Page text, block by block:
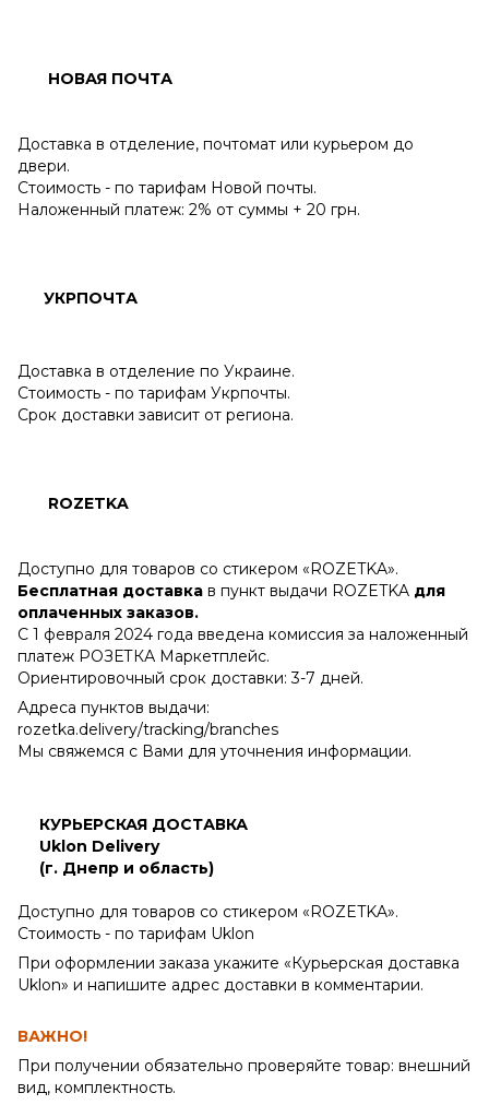
НОВАЯ ПОЧТА
Доставка в отделение, почтомат или курьером до
двери.
Стоимость - по тарифам Новой почты.
Наложенный платеж: 2% от суммы + 20 грн.
УКРПОЧТА
Доставка в отделение по Украине.
Стоимость - по тарифам Укрпочты.
Срок доставки зависит от региона.
ROZETKA
Доступно для товаров со стикером «ROZETKA».
Бесплатная доставка в пункт выдачи ROZETKA для
оплаченных заказов.
С 1 февраля 2024 года введена комиссия за наложенный
платеж РОЗЕТКА Маркетплейс.
Ориентировочный срок доставки: 3-7 дней.
Адреса пунктов выдачи:
rozetka.delivery/tracking/branches
Мы свяжемся с Вами для уточнения информации.
КУРЬЕРСКАЯ ДОСТАВКА
Uklon Delivery
(г. Днепр и область)
Доступно для товаров со стикером «ROZETKA».
Стоимость - по тарифам Uklon
При оформлении заказа укажите «Курьерская доставка
Uklon» и напишите адрес доставки в комментарии.
ВАЖНО!
При получении обязательно проверяйте товар: внешний
вид, комплектность.